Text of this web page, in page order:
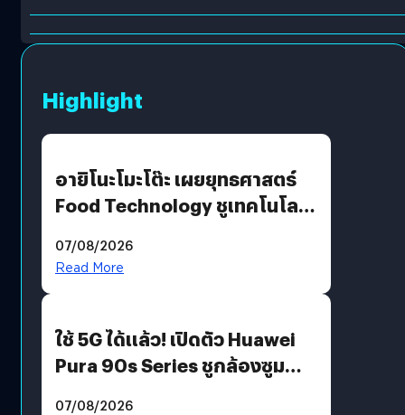
Highlight
อายิโนะโมะโต๊ะ เผยยุทธศาสตร์
Food Technology ชูเทคโนโลยี
บริโภคและ B2B
07/08/2026
Read More
ใช้ 5G ได้แล้ว! เปิดตัว Huawei
Pura 90s Series ชูกล้องซูม
07/08/2026